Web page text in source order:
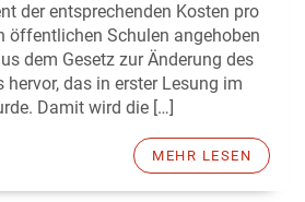
der entsprechenden Kosten pro
öffentlichen Schulen angehoben
dem Gesetz zur Änderung des
hervor, das in erster Lesung im
Damit wird die […]
MEHR LESEN